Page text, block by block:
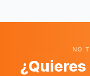
NO